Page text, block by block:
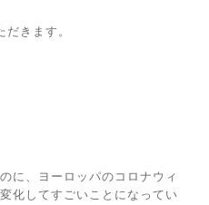
きます。
に、ヨーロッパのコロナウィ
化してすごいことになってい